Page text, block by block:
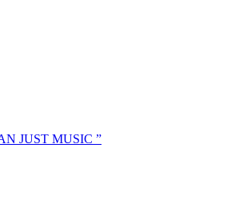
JUST MUSIC ”